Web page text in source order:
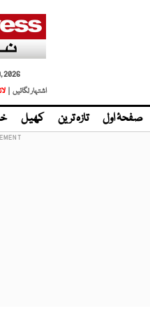
2026
اشتہار لگائیں |
صفحۂ اول تازہ ترین کھیل